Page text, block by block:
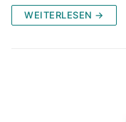
WEITERLESEN →